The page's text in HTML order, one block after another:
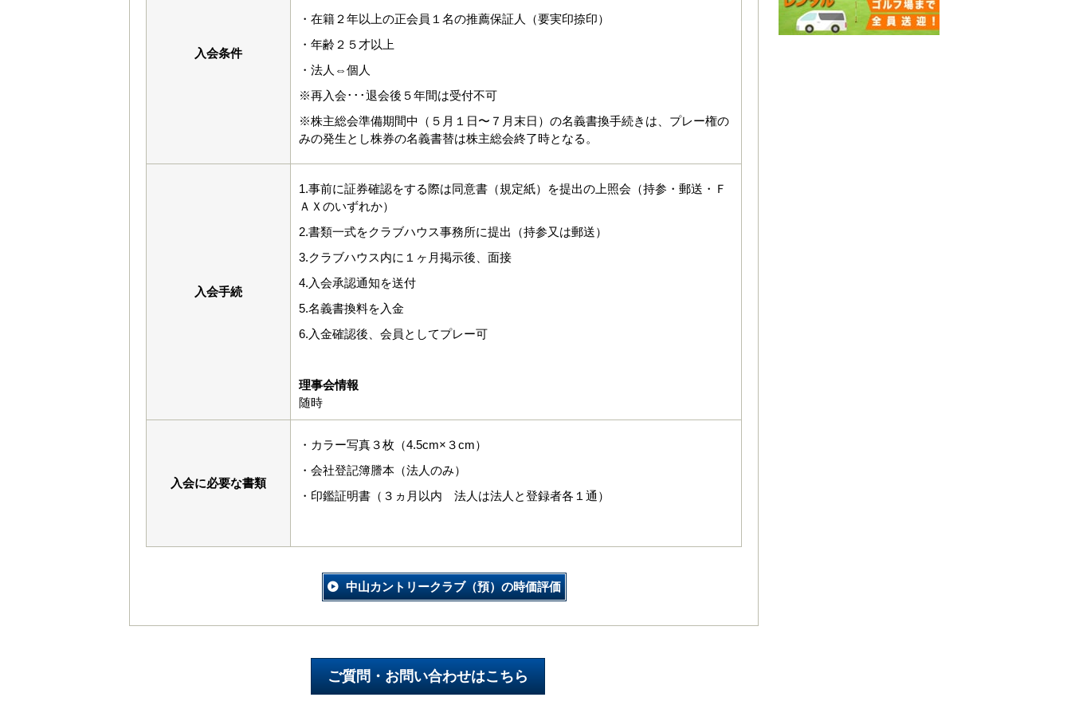
入会条件
・在籍２年以上の正会員１名の推薦保証人（要実印捺印）
・年齢２５才以上
・法人⇔個人
※再入会･･･退会後５年間は受付不可
※株主総会準備期間中（５月１日〜７月末日）の名義書換手続きは、プレー権の
みの発生とし株券の名義書替は株主総会終了時となる。
入会手続
1.事前に証券確認をする際は同意書（規定紙）を提出の上照会（持参・郵送・Ｆ
ＡＸのいずれか）
2.書類一式をクラブハウス事務所に提出（持参又は郵送）
3.クラブハウス内に１ヶ月掲示後、面接
4.入会承認通知を送付
5.名義書換料を入金
6.入金確認後、会員としてプレー可
理事会情報
随時
入会に必要な書類
・カラー写真３枚（4.5cm×３cm）
・会社登記簿謄本（法人のみ）
・印鑑証明書（３ヵ月以内 法人は法人と登録者各１通）
中山カントリークラブ（預）の時価評価